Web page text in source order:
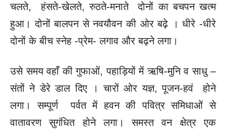
चलते, हंसते-खेलते, रुठते-मनाते दोनों का बचपन खत्म
हुआ। दोनों बालपन से नवयौवन की ओर बढ़े । धीरे -धीरे
दोनों के बीच स्नेह -प्रेम- लगाव और बढ़ने लगा।
उसे समय वहाँ की गुफाओं, पहाड़‍ियों में ऋषि-मुनि व साधु –
संतों ने डेरे डाल दिए । चारों ओर यज्ञ, पूजन-हवं होने
लगा। सम्पूर्ण पर्वत में हवन की पवित्र समिधाओं से
वातावरण सुगंधित होने लगा। समस्त वन क्षेत्र एक